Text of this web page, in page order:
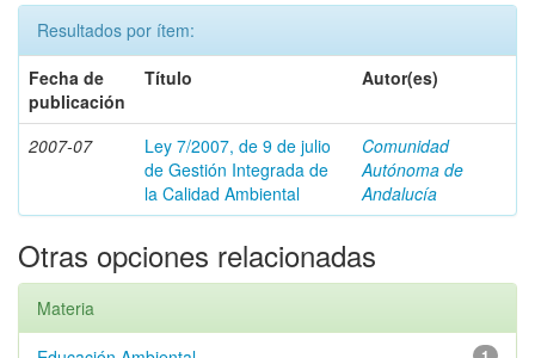
Resultados por ítem:
Fecha de
publicación
Título Autor(es)
2007-07
Ley 7/2007, de 9 de julio
de Gestión Integrada de
la Calidad Ambiental
Comunidad
Autónoma de
Andalucía
Otras opciones relacionadas
Materia